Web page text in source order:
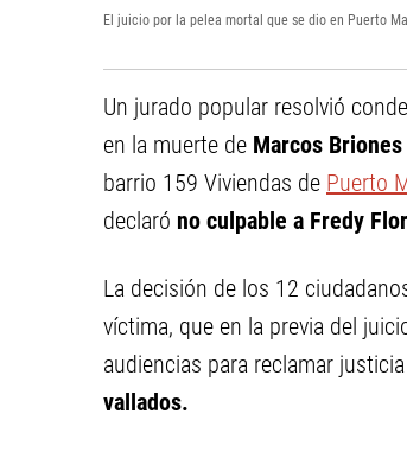
El juicio por la pelea mortal que se dio en Puerto
Un jurado popular resolvió
en la muerte de Marcos Briones
barrio 159 Viviendas de Puerto
declaró no culpable a Fredy
La decisión de los 12
víctima, que en la previa del
audiencias para reclamar
vallados.